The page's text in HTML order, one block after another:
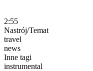
2:55
Nastrój/Temat
travel
news
Inne tagi
instrumental